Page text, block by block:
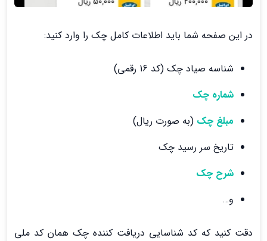
در این صفحه شما باید اطلاعات کامل چک را وارد کنید:
شناسه صیاد چک (کد 16 رقمی)
شماره چک
مبلغ چک (به صورت ریال)
تاریخ سر رسید چک
شرح چک
و…
دقت کنید که کد شناسایی دریافت کننده چک همان کد ملی